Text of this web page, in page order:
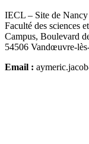
IECL – Site de Nancy
Faculté des sciences
Campus, Boulevard
54506 Vandœuvre-
Email :